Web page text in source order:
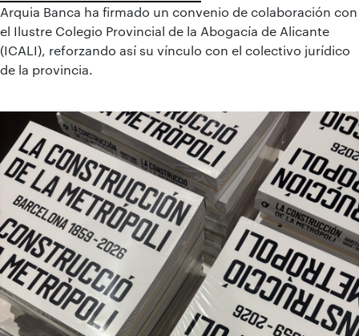
Arquia Banca ha firmado un convenio de colaboración con
el Ilustre Colegio Provincial de la Abogacía de Alicante
(ICALI), reforzando así su vínculo con el colectivo jurídico
de la provincia.